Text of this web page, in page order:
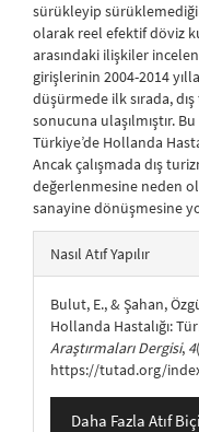
sürükleyip
olarak reel efektif döviz
arasındaki ilişkiler
girişlerinin 2004-2014
düşürmede ilk sırada,
sonucuna ulaşılmıştır.
Türkiye’de Hollanda
Ancak çalışmada dış
değerlenmesine neden
sanayine dönüşmesine
Nasıl Atıf Yapılır
Bulut, E., & Şahan,
Hollanda Hastalığı:
Araştırmaları Dergisi, 4
https://tutad.org/
Daha Fazla Atıf